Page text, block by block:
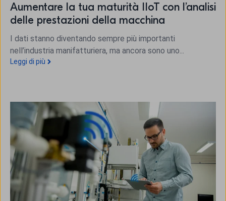
Aumentare la tua maturità IIoT con l’analisi
delle prestazioni della macchina
I dati stanno diventando sempre più importanti
nell’industria manifatturiera, ma ancora sono uno...
Leggi di più